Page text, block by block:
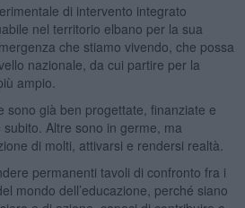
di intervento integrato
nel territorio elbano per la sua
che stiamo vivendo, che possa
nazionale, da cui partire per la
ampio.
sono già ben progettate, finanziate e
Altre sono in germe, ma
di molti, attivarsi e rendersi realtà.
permanenti tavoli di confronto fra i
mondo dell’educazione, perché siano